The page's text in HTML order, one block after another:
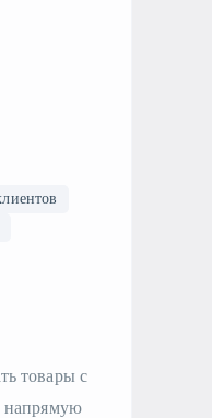
товары с
напрямую